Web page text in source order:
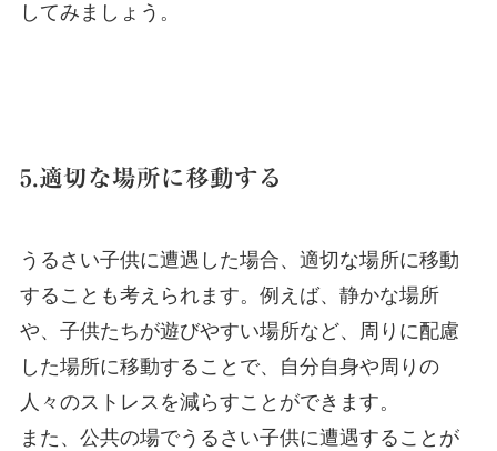
してみましょう。
5.適切な場所に移動する
うるさい子供に遭遇した場合、適切な場所に移動
することも考えられます。例えば、静かな場所
や、子供たちが遊びやすい場所など、周りに配慮
した場所に移動することで、自分自身や周りの
人々のストレスを減らすことができます。
また、公共の場でうるさい子供に遭遇することが